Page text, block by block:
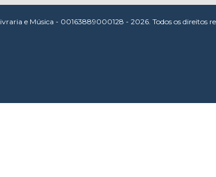
e Música - 00163889000128 - 2026. Todos os direitos